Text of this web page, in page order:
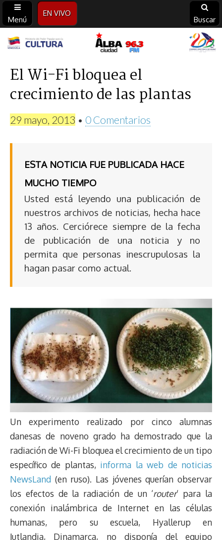
Menú
EN VIVO
Buscar
Alba
Ciudad
96.3
FM
El Wi-Fi bloquea el
crecimiento de las plantas
29 mayo, 2013 • 0 Comentarios
ESTA NOTICIA FUE PUBLICADA HACE
MUCHO TIEMPO
Usted está leyendo una publicación de
nuestros archivos de noticias, hecha hace
13 años. Cerciórece siempre de la fecha
de publicación de una noticia y no
permita que personas inescrupulosas la
hagan pasar como actual.
Un experimento realizado por cinco alumnas
danesas de noveno grado ha demostrado que la
radiación de Wi-Fi bloquea el crecimiento de un tipo
específico de plantas, informa la web de noticias
NewsLand (en ruso). Las jóvenes querían observar
los efectos de la radiación de un ‘router‘ para la
conexión inalámbrica de Internet en las células
humanas, pero su escuela, Hyallerup en
Jutlandia, Dinamarca, no disponía del equipo